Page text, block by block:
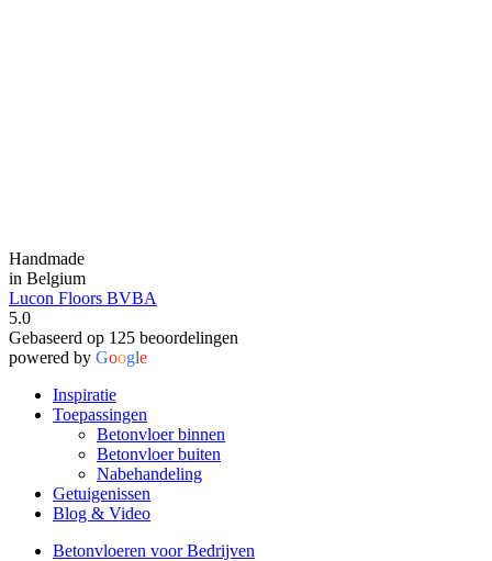
Handmade
in Belgium
Lucon Floors BVBA
5.0
Gebaseerd op 125 beoordelingen
powered by Google
Inspiratie
Toepassingen
Betonvloer binnen
Betonvloer buiten
Nabehandeling
Getuigenissen
Blog & Video
Betonvloeren voor Bedrijven